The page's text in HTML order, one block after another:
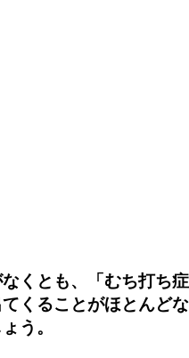
くとも、「むち打ち
くることがほとんど
う。